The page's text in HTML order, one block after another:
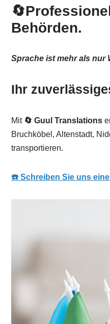
Behörden.
Sprache ist mehr als nur
Ihr
Mit 🔄 Guul Translations
Bruchköbel, Altenstadt,
transportieren.
☎️ Schreiben Sie uns